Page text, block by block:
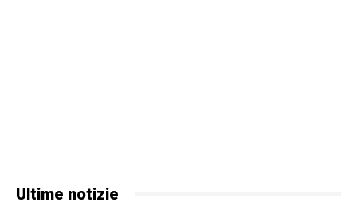
Ultime notizie